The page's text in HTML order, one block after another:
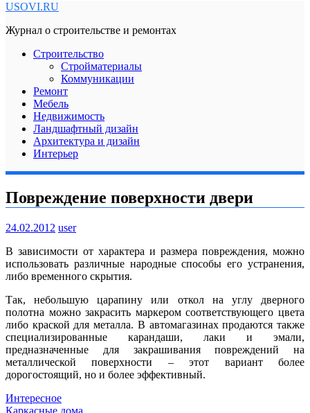
USOVI.RU
Журнал о строительстве и ремонтах
Строительство
Стройматериалы
Коммуникации
Ремонт
Мебель
Недвижимость
Ландшафтный дизайн
Архитектура и дизайн
Интерьер
Повреждение поверхности двери
24.02.2012 user
В зависимости от характера и размера повреждения, можно
использовать различные народные способы его устранения,
либо временного скрытия.
Так, небольшую царапину или откол на углу дверного
полотна можно закрасить маркером соответствующего цвета
либо краской для металла. В автомагазинах продаются также
специализированные карандаши, лаки и эмали,
предназначенные для закрашивания повреждений на
металлической поверхности – этот вариант более
дорогостоящий, но и более эффективный.
Интересное
Каркасные дома